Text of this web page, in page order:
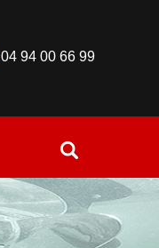
04 94 00 66 99